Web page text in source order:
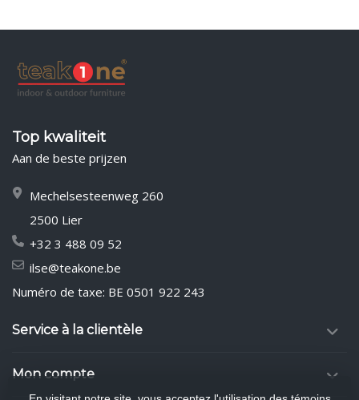
Top kwaliteit
Aan de beste prijzen
Mechelsesteenweg 260
2500 Lier
+32 3 488 09 52
ilse@teakone.be
Numéro de taxe: BE 0501 922 243
Service à la clientèle
Mon compte